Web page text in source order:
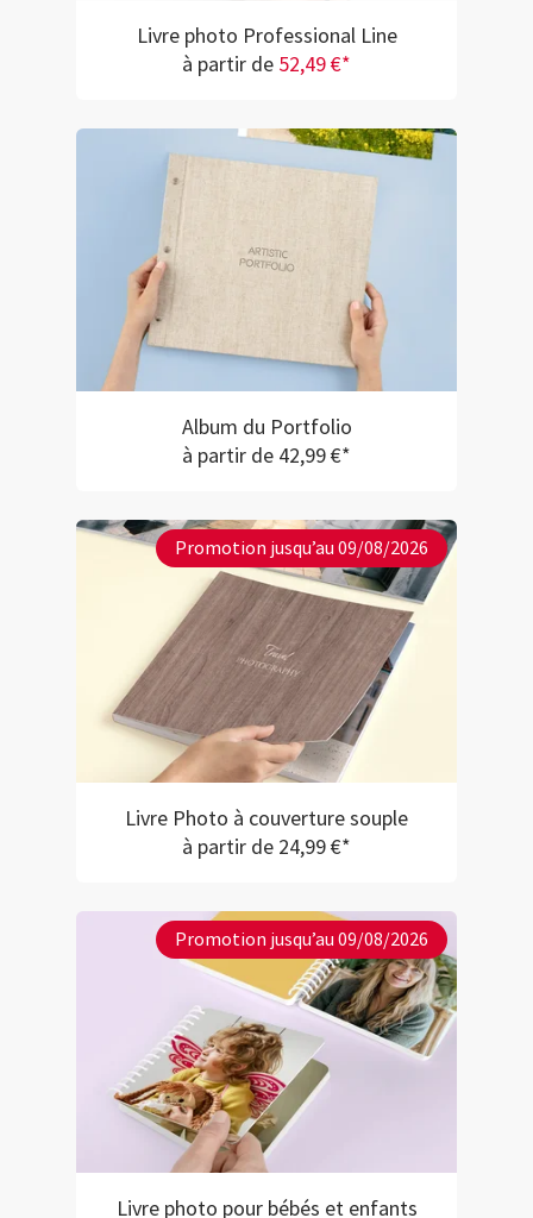
Livre photo Professional Line
à partir de 52,49 €*
Album du Portfolio
à partir de 42,99 €*
Promotion jusqu’au 09/08/2026
Livre Photo à couverture souple
à partir de 24,99 €*
Promotion jusqu’au 09/08/2026
Livre photo pour bébés et enfants